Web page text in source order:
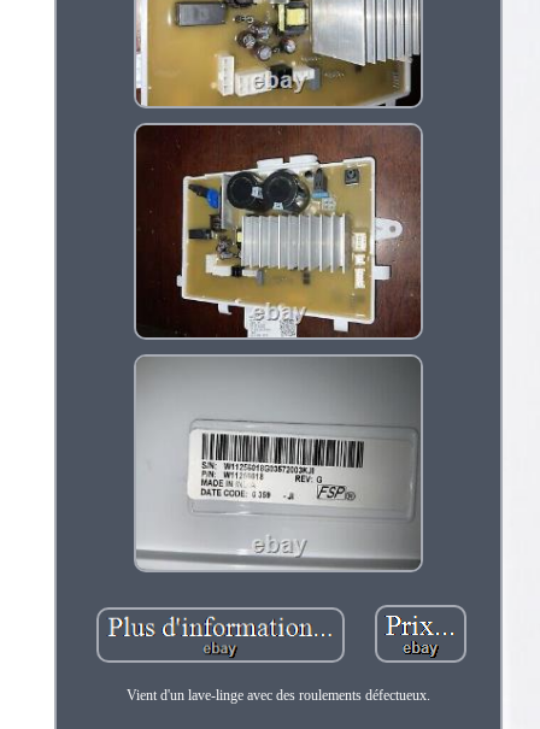
Vient d'un lave-linge avec des roulements défectueux.